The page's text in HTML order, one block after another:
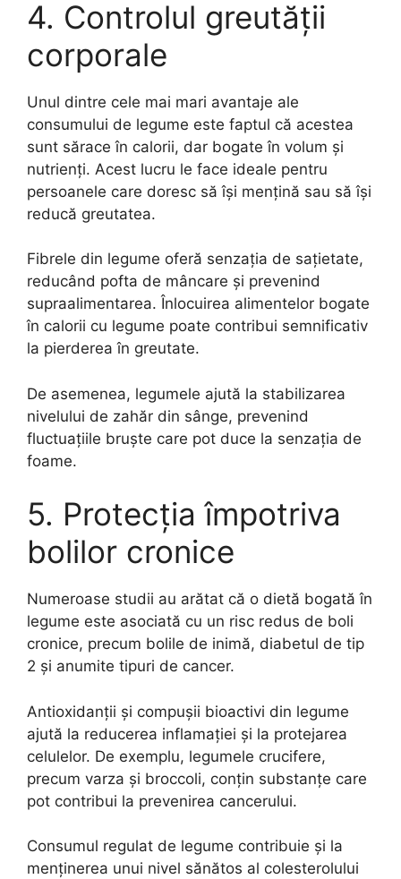
4. Controlul greutății
corporale
Unul dintre cele mai mari avantaje ale
consumului de legume este faptul că acestea
sunt sărace în calorii, dar bogate în volum și
nutrienți. Acest lucru le face ideale pentru
persoanele care doresc să își mențină sau să își
reducă greutatea.
Fibrele din legume oferă senzația de sațietate,
reducând pofta de mâncare și prevenind
supraalimentarea. Înlocuirea alimentelor bogate
în calorii cu legume poate contribui semnificativ
la pierderea în greutate.
De asemenea, legumele ajută la stabilizarea
nivelului de zahăr din sânge, prevenind
fluctuațiile bruște care pot duce la senzația de
foame.
5. Protecția împotriva
bolilor cronice
Numeroase studii au arătat că o dietă bogată în
legume este asociată cu un risc redus de boli
cronice, precum bolile de inimă, diabetul de tip
2 și anumite tipuri de cancer.
Antioxidanții și compușii bioactivi din legume
ajută la reducerea inflamației și la protejarea
celulelor. De exemplu, legumele crucifere,
precum varza și broccoli, conțin substanțe care
pot contribui la prevenirea cancerului.
Consumul regulat de legume contribuie și la
menținerea unui nivel sănătos al colesterolului